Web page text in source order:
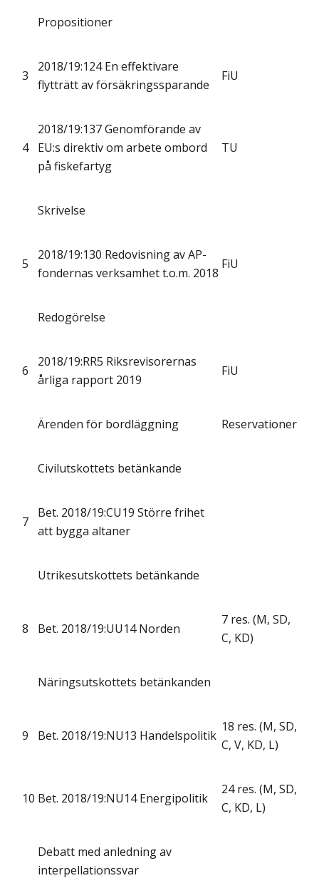
Propositioner
3
2018/19:124 En effektivare
flytträtt av försäkringssparande
FiU
4
2018/19:137 Genomförande av
EU:s direktiv om arbete ombord
på fiskefartyg
TU
Skrivelse
5
2018/19:130 Redovisning av AP-
fondernas verksamhet t.o.m. 2018
FiU
Redogörelse
6
2018/19:RR5 Riksrevisorernas
årliga rapport 2019
FiU
Ärenden för bordläggning Reservationer
Civilutskottets betänkande
7
Bet. 2018/19:CU19 Större frihet
att bygga altaner
Utrikesutskottets betänkande
8 Bet. 2018/19:UU14 Norden
7 res. (M, SD,
C, KD)
Näringsutskottets betänkanden
9 Bet. 2018/19:NU13 Handelspolitik
18 res. (M, SD,
C, V, KD, L)
10 Bet. 2018/19:NU14 Energipolitik
24 res. (M, SD,
C, KD, L)
Debatt med anledning av
interpellationssvar